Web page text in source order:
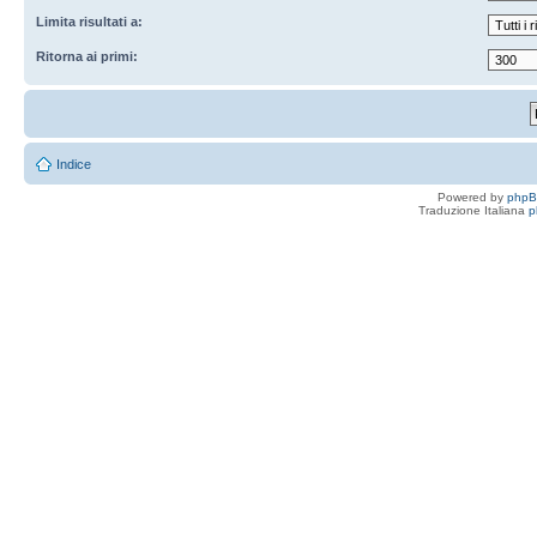
Limita risultati a:
Ritorna ai primi:
Indice
Powered by
Traduzione Italiana